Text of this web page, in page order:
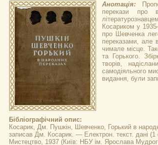
Анотація:
перекази про
Косариком у
про Шевченка
переказами, але
чимале місце.
та Горького.
творів,
самодіяльного
видання, були
Бібліографічний опис:
Косарик, Дм. Пушкін, Шевченко, Горький в
записав Дм. Косарик. — Електрон. текст. дані
Мистецтво, 1937 (Київ: НБУ ім. Ярослава